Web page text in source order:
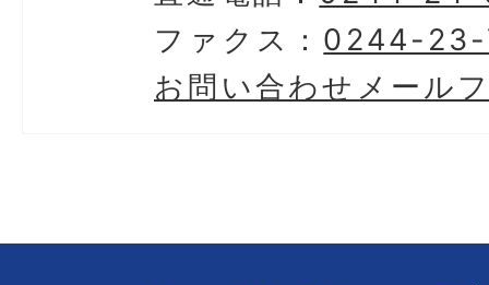
ファクス： 0244-
お問い合わせメール